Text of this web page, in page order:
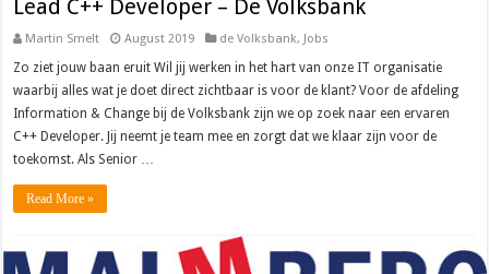
Lead C++ Developer – De Volksbank
Martin Smelt August 2019 de Volksbank, Jobs
Zo ziet jouw baan eruit Wil jij werken in het hart van onze IT organisatie
waarbij alles wat je doet direct zichtbaar is voor de klant? Voor de afdeling
Information & Change bij de Volksbank zijn we op zoek naar een ervaren
C++ Developer. Jij neemt je team mee en zorgt dat we klaar zijn voor de
toekomst. Als Senior …
Read More »